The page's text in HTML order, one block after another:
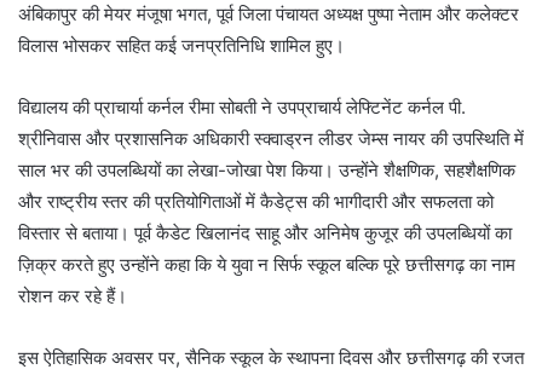
अंबिकापुर की मेयर मंजूषा भगत, पूर्व जिला पंचायत अध्यक्ष पुष्पा नेताम और कलेक्टर
विलास भोसकर सहित कई जनप्रतिनिधि शामिल हुए।
विद्यालय की प्राचार्या कर्नल रीमा सोबती ने उपप्राचार्य लेफ्टिनेंट कर्नल पी.
श्रीनिवास और प्रशासनिक अधिकारी स्क्वाड्रन लीडर जेम्स नायर की उपस्थिति में
साल भर की उपलब्धियों का लेखा-जोखा पेश किया। उन्होंने शैक्षणिक, सहशैक्षणिक
और राष्ट्रीय स्तर की प्रतियोगिताओं में कैडेट्स की भागीदारी और सफलता को
विस्तार से बताया। पूर्व कैडेट खिलानंद साहू और अनिमेष कुजूर की उपलब्धियों का
ज़िक्र करते हुए उन्होंने कहा कि ये युवा न सिर्फ स्कूल बल्कि पूरे छत्तीसगढ़ का नाम
रोशन कर रहे हैं।
इस ऐतिहासिक अवसर पर, सैनिक स्कूल के स्थापना दिवस और छत्तीसगढ़ की रजत